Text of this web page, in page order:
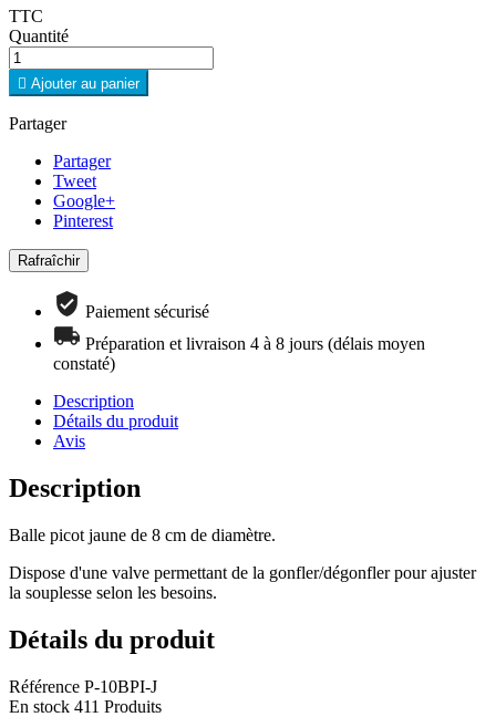
TTC
Quantité
 Ajouter au panier
Partager
Partager
Tweet
Google+
Pinterest
Paiement sécurisé
Préparation et livraison 4 à 8 jours (délais moyen
constaté)
Description
Détails du produit
Avis
Description
Balle picot jaune de 8 cm de diamètre.
Dispose d'une valve permettant de la gonfler/dégonfler pour ajuster
la souplesse selon les besoins.
Détails du produit
Référence P-10BPI-J
En stock 411 Produits